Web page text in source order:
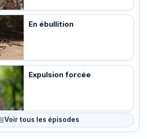
En ébullition
Expulsion forcée
Voir tous les épisodes